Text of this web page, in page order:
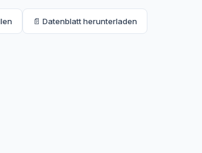
📄 Datenblatt herunterladen